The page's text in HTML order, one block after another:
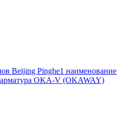
Beijing Pinghe1 наименование
OKA-V (OKAWAY)